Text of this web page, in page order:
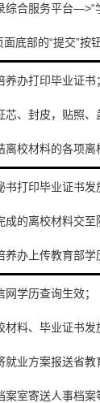
综合服务平台—>“
底部的“提交”按
办打印毕业证书；
芯、封皮，贴照、
离校材料的各项
书打印毕业证书发
成的离校材料交至
养办上传教育部学
学历查询生效；
材料、毕业证书发
业方案报送省教
室寄送人事档案